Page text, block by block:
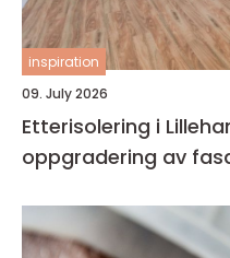
inspiration
09. July 2026
Etterisolering i
oppgradering av